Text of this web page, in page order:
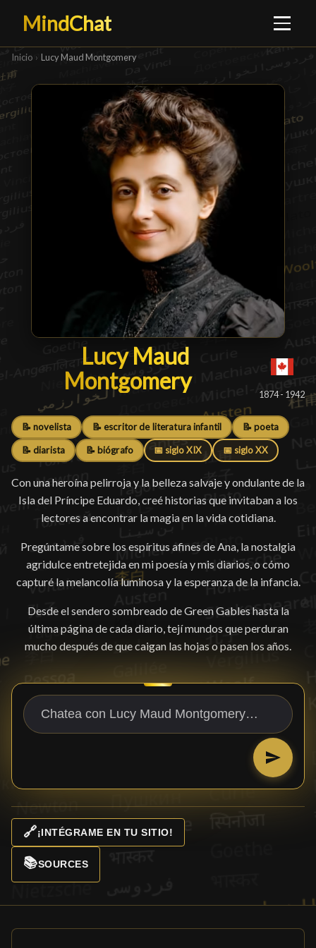
MindChat
Inicio › Lucy Maud Montgomery
Lucy Maud
Lucy Maud
Montgomery█ 1874 - 1942
📝 novelista 📝 escritor de literatura infantil 📝 poeta
📝 diarista 📝 biógrafo 📅 siglo XIX 📅 siglo XX
Con una heroína pelirroja y la belleza salvaje y ondulante de la
Isla del Príncipe Eduardo, creé historias que invitaban a los
lectores a encontrar la magia en la vida cotidiana.
Pregúntame sobre los espíritus afines de Ana, la nostalgia
agridulce entretejida en mi poesía y mis diarios, o cómo
capturé la melancolía luminosa y la esperanza de la infancia.
Desde el sendero sombreado de Green Gables hasta la
última página de cada diario, tejí mundos que perduran
mucho después de que caigan las hojas o pasen los años.
🔗¡INTÉGRAME EN TU SITIO!
📚SOURCES